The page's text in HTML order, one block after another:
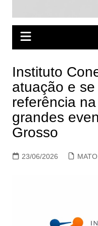
Instituto
atuação e
referência
grandes
Grosso
23/06/2026